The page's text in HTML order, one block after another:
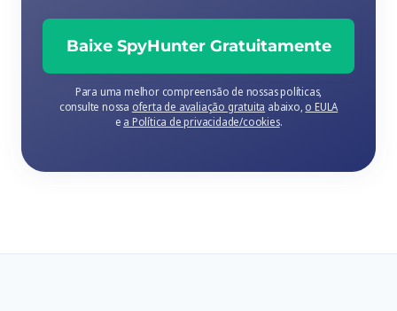
Baixe SpyHunter Gratuitamente
Para uma melhor compreensão de nossas políticas,
consulte nossa oferta de avaliação gratuita abaixo, o EULA
e a Política de privacidade/cookies.